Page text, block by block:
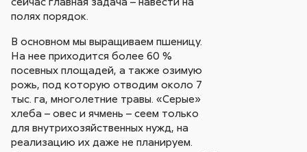
полях порядок.
В основном мы выращиваем пшеницу.
На нее приходится более 60 %
посевных площадей, а также озимую
рожь, под которую отводим около 7
тыс. га, многолетние травы. «Серые»
хлеба – овес и ячмень – сеем только
для внутрихозяйственных нужд, на
реализацию их даже не планируем.